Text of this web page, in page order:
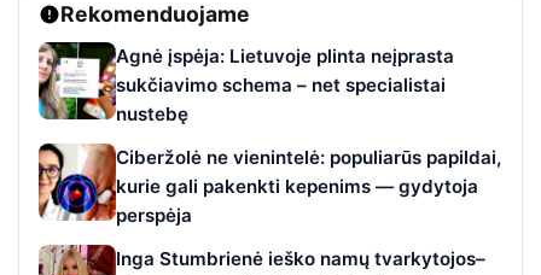
Rekomenduojame
Agnė įspėja: Lietuvoje plinta neįprasta
sukčiavimo schema – net specialistai
nustebę
Ciberžolė ne vienintelė: populiarūs papildai,
kurie gali pakenkti kepenims — gydytoja
perspėja
Inga Stumbrienė ieško namų tvarkytojos–